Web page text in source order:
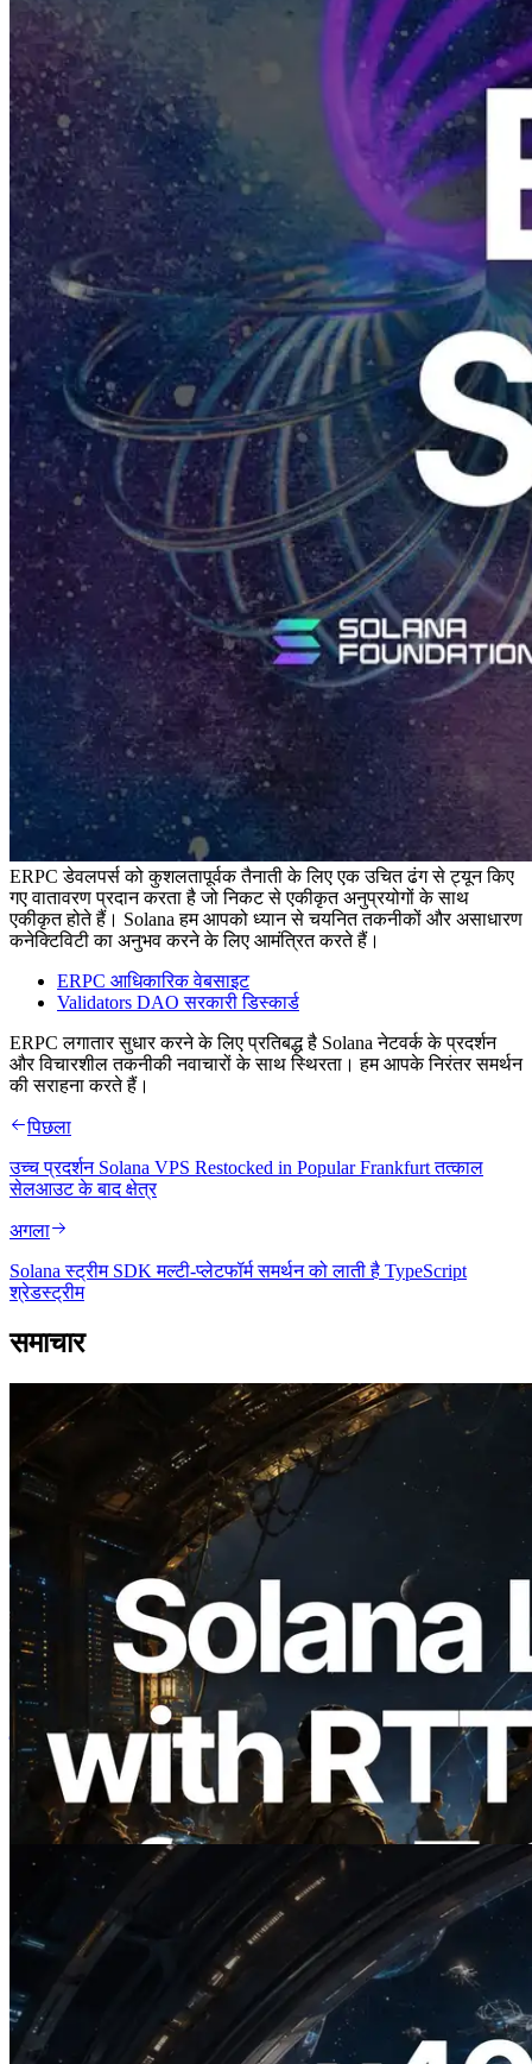
ERPC डेवलपर्स को कुशलतापूर्वक तैनाती के लिए एक उचित ढंग से ट्यून किए
गए वातावरण प्रदान करता है जो निकट से एकीकृत अनुप्रयोगों के साथ
एकीकृत होते हैं। Solana हम आपको ध्यान से चयनित तकनीकों और असाधारण
कनेक्टिविटी का अनुभव करने के लिए आमंत्रित करते हैं।
ERPC आधिकारिक वेबसाइट
Validators DAO सरकारी डिस्कार्ड
ERPC लगातार सुधार करने के लिए प्रतिबद्ध है Solana नेटवर्क के प्रदर्शन
और विचारशील तकनीकी नवाचारों के साथ स्थिरता। हम आपके निरंतर समर्थन
की सराहना करते हैं।
पिछला
उच्च प्रदर्शन Solana VPS Restocked in Popular Frankfurt तत्काल
सेलआउट के बाद क्षेत्र
अगला
Solana स्ट्रीम SDK मल्टी-प्लेटफॉर्म समर्थन को लाती है TypeScript
श्रेडस्ट्रीम
समाचार
2026.08.05
ERPC का Solana Leader Slot API अब 7
वैश्विक क्षेत्रों से ping मापता है — Validators
Information API भी लॉन्च
यह लेख पढ़ें